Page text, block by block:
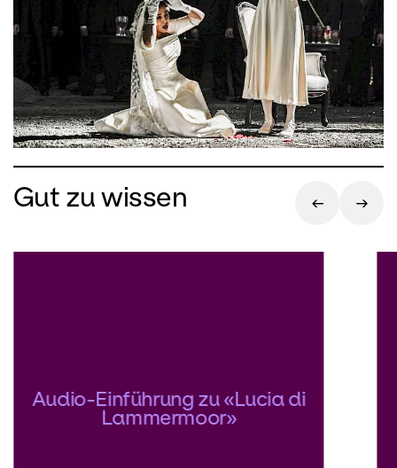
Gut zu wissen
Audio-Einführung zu «Lucia di
Lammermoor»